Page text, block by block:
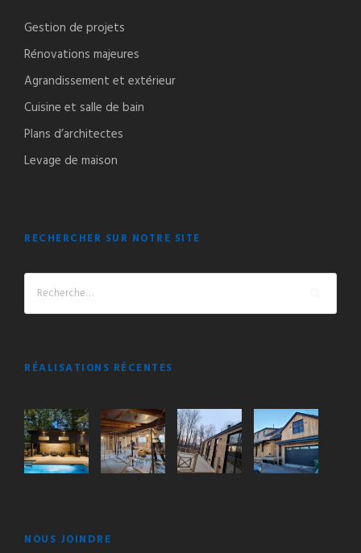
Gestion de projets
Rénovations majeures
Agrandissement et extérieur
Cuisine et salle de bain
Plans d’architectes
Levage de maison
RECHERCHER SUR NOTRE SITE
RÉALISATIONS RÉCENTES
NOUS JOINDRE